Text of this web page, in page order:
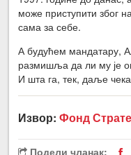
може приступити због
сама за себе.
А будућем мандатару,
размишља да ли му је
И шта га, тек, даље
Извор:Фонд
Подели чланак: